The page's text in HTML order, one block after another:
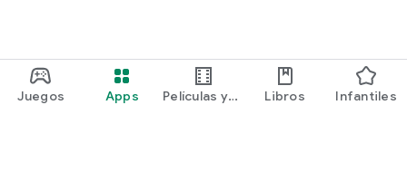
Juegos Apps
Películas y
Libros Infantiles